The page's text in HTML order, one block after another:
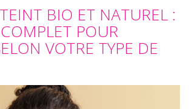
BIO ET NATUREL :
POUR
VOTRE TYPE DE